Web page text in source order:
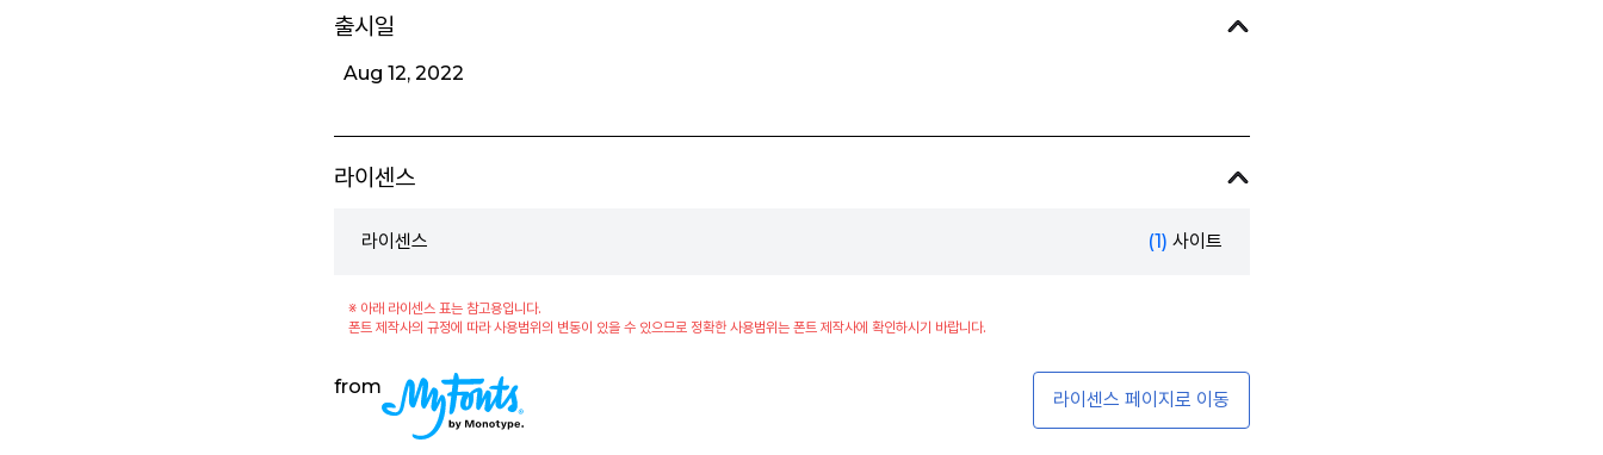
출시일
Aug 12, 2022
라이센스
라이센스 (1) 사이트
※ 아래 라이센스 표는 참고용입니다.
폰트 제작사의 규정에 따라 사용범위의 변동이 있을 수 있으므로 정확한 사용범위는 폰트 제작사에 확인하시기 바랍니다.
from
라이센스 페이지로 이동